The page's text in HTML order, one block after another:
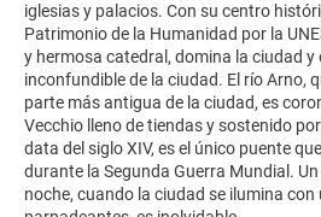
iglesias y palacios. Con su centro
Patrimonio de la Humanidad por la
y hermosa catedral, domina la ciudad y
inconfundible de la ciudad. El río Arno,
parte más antigua de la ciudad, es
Vecchio lleno de tiendas y sostenido
data del siglo XIV, es el único puente
durante la Segunda Guerra Mundial.
noche, cuando la ciudad se ilumina